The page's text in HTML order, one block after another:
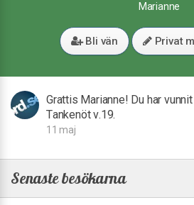
Marianne
Bli vän Privat
Grattis Marianne! Du har
Tankenöt v.19.
11 maj
Senaste besökarna